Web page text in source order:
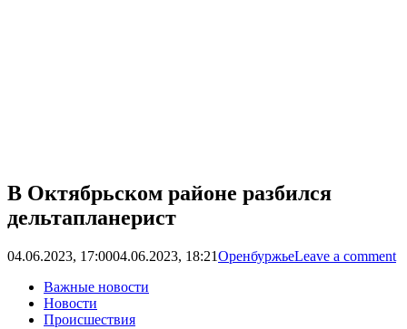
В Октябрьском районе разбился
дельтапланерист
04.06.2023, 17:0004.06.2023, 18:21ОренбуржьеLeave a comment
Важные новости
Новости
Происшествия